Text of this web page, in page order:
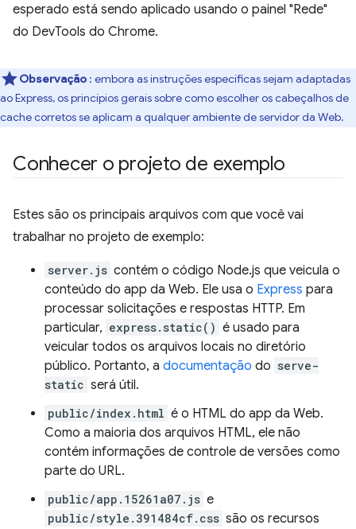
esperado está sendo aplicado usando o painel "Rede"
do DevTools do Chrome.
Observação : embora as instruções específicas sejam adaptadas
ao Express, os princípios gerais sobre como escolher os cabeçalhos de
cache corretos se aplicam a qualquer ambiente de servidor da Web.
Conhecer o projeto de exemplo
Estes são os principais arquivos com que você vai
trabalhar no projeto de exemplo:
server.js contém o código Node.js que veicula o
conteúdo do app da Web. Ele usa o Express para
processar solicitações e respostas HTTP. Em
particular, express.static() é usado para
veicular todos os arquivos locais no diretório
público. Portanto, a documentação do serve-
static será útil.
public/index.html é o HTML do app da Web.
Como a maioria dos arquivos HTML, ele não
contém informações de controle de versões como
parte do URL.
public/app.15261a07.js e
public/style.391484cf.css são os recursos